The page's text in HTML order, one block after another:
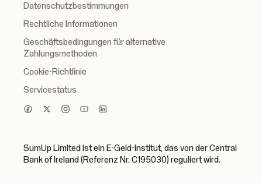
Datenschutzbestimmungen
Rechtliche Informationen
Geschäftsbedingungen für alternative
Zahlungsmethoden
Cookie-Richtlinie
Servicestatus
SumUp Limited ist ein E-Geld-Institut, das von der Central
Bank of Ireland (Referenz Nr. C195030) reguliert wird.